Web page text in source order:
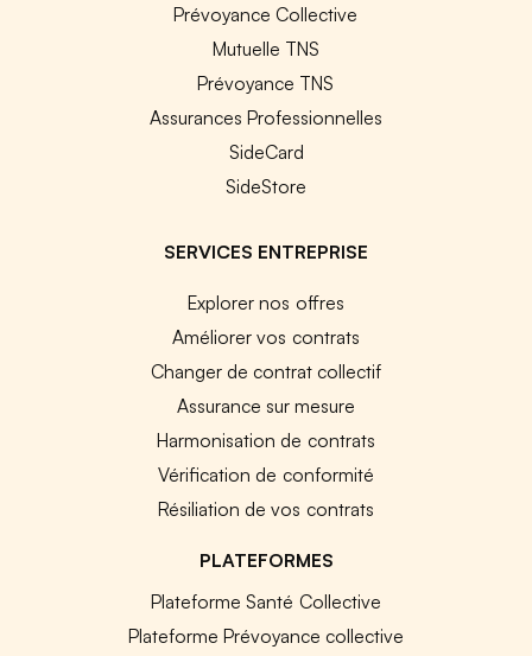
Prévoyance Collective
Mutuelle TNS
Prévoyance TNS
Assurances Professionnelles
SideCard
SideStore
SERVICES ENTREPRISE
Explorer nos offres
Améliorer vos contrats
Changer de contrat collectif
Assurance sur mesure
Harmonisation de contrats
Vérification de conformité
Résiliation de vos contrats
PLATEFORMES
Plateforme Santé Collective
Plateforme Prévoyance collective